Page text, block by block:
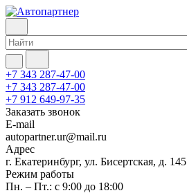
+7 343 287-47-00
+7 343 287-47-00
+7 912 649-97-35
Заказать звонок
E-mail
autopartner.ur@mail.ru
Адрес
г. Екатеринбург, ул. Бисертская, д. 145
Режим работы
Пн. – Пт.: с 9:00 до 18:00